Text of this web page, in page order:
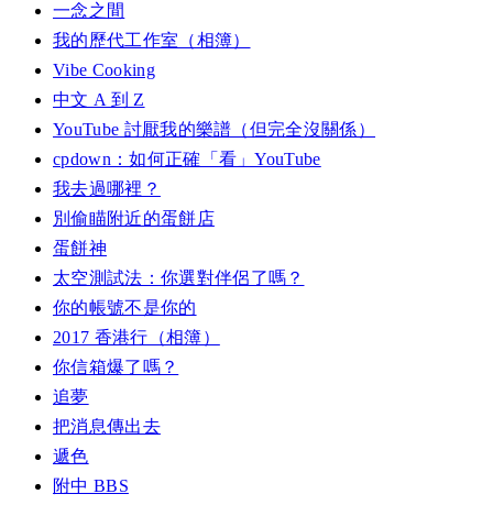
一念之間
我的歷代工作室（相簿）
Vibe Cooking
中文 A 到 Z
YouTube 討厭我的樂譜（但完全沒關係）
cpdown：如何正確「看」YouTube
我去過哪裡？
別偷瞄附近的蛋餅店
蛋餅神
太空測試法：你選對伴侶了嗎？
你的帳號不是你的
2017 香港行（相簿）
你信箱爆了嗎？
追夢
把消息傳出去
遞色
附中 BBS